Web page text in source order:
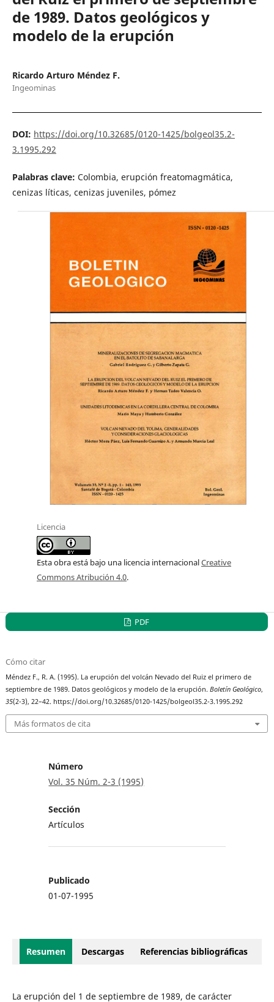
de 1989. Datos geológicos y
modelo de la erupción
Ricardo Arturo Méndez F.
Ingeominas
DOI: https://doi.org/10.32685/0120-1425/bolgeol35.2-
3.1995.292
Palabras clave: Colombia, erupción freatomagmática,
cenizas líticas, cenizas juveniles, pómez
Licencia
Esta obra está bajo una licencia internacionalCreative
Commons Atribución 4.0.
PDF
Cómo citar
Méndez F., R. A. (1995). La erupción del volcán Nevado del Ruiz el primero de
septiembre de 1989. Datos geológicos y modelo de la erupción.Boletín Geológico,
35(2-3), 22–42. https://doi.org/10.32685/0120-1425/bolgeol35.2-3.1995.292
Más formatos de cita
Número
Vol. 35 Núm. 2-3 (1995)
Sección
Artículos
Publicado
01-07-1995
Resumen Descargas Referencias bibliográficas
La erupción del 1 de septiembre de 1989, de carácter